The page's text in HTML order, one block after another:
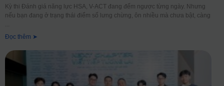
Kỳ thi Đánh giá năng lực HSA, V-ACT đang đếm ngược từng ngày. Nhưng
nếu bạn đang ở trạng thái điểm số lưng chừng, ôn nhiều mà chưa bật, càng
Đọc thêm ➤